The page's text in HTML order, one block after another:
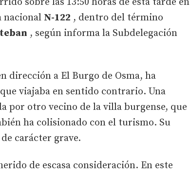
nacional N-122 , dentro del término
, según informa la Subdelegación
dirección a El Burgo de Osma, ha
viajaba en sentido contrario. Una
por otro vecino de la villa burgense, que
ha colisionado con el turismo. Su
carácter grave.
de escasa consideración. En este